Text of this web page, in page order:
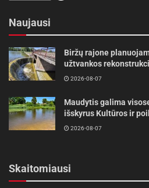
Naujausi
Biržų rajone
užtvankos
2026-08-07
Maudytis galima
išskyrus Kultūros ir
2026-08-07
Skaitomiausi